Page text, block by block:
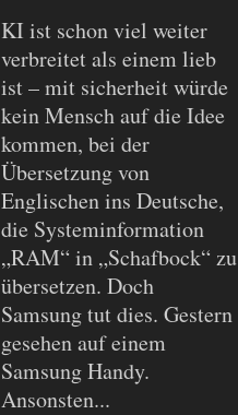
KI ist schon viel weiter
verbreitet als einem lieb
ist – mit sicherheit würde
kein Mensch auf die Idee
kommen, bei der
Übersetzung von
Englischen ins Deutsche,
die Systeminformation
„RAM“ in „Schafbock“ zu
übersetzen. Doch
Samsung tut dies. Gestern
gesehen auf einem
Samsung Handy.
Ansonsten...